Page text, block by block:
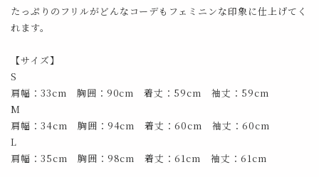
たっぷりのフリルがどんなコーデもフェミニンな印象に仕上げてく
れます。
【サイズ】
S
肩幅：33cm 胸囲：90cm 着丈：59cm 袖丈：59cm
M
肩幅：34cm 胸囲：94cm 着丈：60cm 袖丈：60cm
L
肩幅：35cm 胸囲：98cm 着丈：61cm 袖丈：61cm